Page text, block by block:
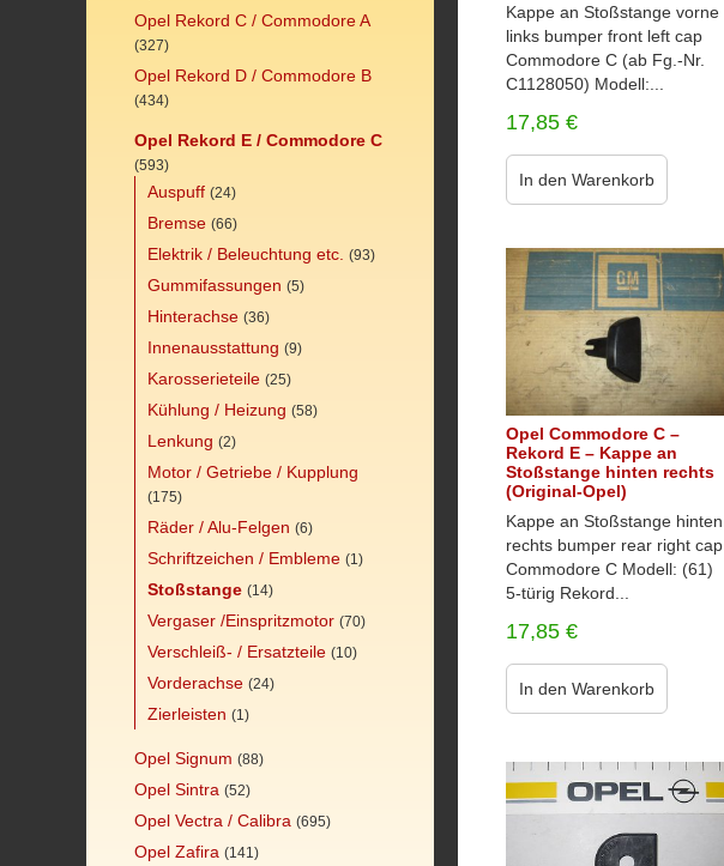
Opel Rekord C / Commodore A
(327)
Opel Rekord D / Commodore B
(434)
Opel Rekord E / Commodore C
(593)
Auspuff (24)
Bremse (66)
Elektrik / Beleuchtung etc. (93)
Gummifassungen (5)
Hinterachse (36)
Innenausstattung (9)
Karosserieteile (25)
Kühlung / Heizung (58)
Lenkung (2)
Motor / Getriebe / Kupplung
(175)
Räder / Alu-Felgen (6)
Schriftzeichen / Embleme (1)
Stoßstange (14)
Vergaser /Einspritzmotor (70)
Verschleiß- / Ersatzteile (10)
Vorderachse (24)
Zierleisten (1)
Opel Signum (88)
Opel Sintra (52)
Opel Vectra / Calibra (695)
Opel Zafira (141)
Kappe an Stoßstange vorne
links bumper front left cap
Commodore C (ab Fg.-Nr.
C1128050) Modell:...
17,85 €
In den Warenkorb
Opel Commodore C –
Rekord E – Kappe an
Stoßstange hinten rechts
(Original-Opel)
Kappe an Stoßstange hinten
rechts bumper rear right cap
Commodore C Modell: (61)
5-türig Rekord...
17,85 €
In den Warenkorb